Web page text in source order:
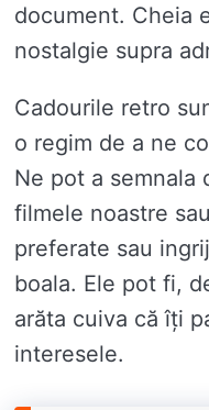
document. Cheia
nostalgie supra
Cadourile retro
o regim de a ne
Ne pot a semnala
filmele noastre
preferate sau
boala. Ele pot fi,
arăta cuiva că îți
interesele.